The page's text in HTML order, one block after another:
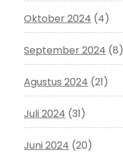
Oktober 2024 (4)
September 2024 (8)
Agustus 2024 (21)
Juli 2024 (31)
Juni 2024 (20)